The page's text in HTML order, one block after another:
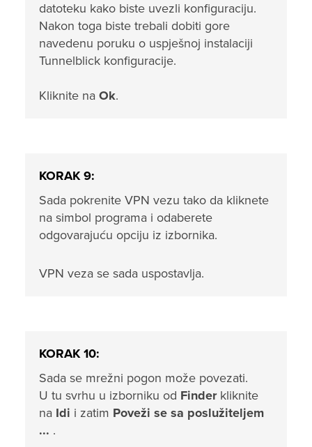
datoteku kako biste uvezli konfiguraciju.
Nakon toga biste trebali dobiti gore
navedenu poruku o uspješnoj instalaciji
Tunnelblick konfiguracije.
Kliknite na Ok.
KORAK 9:
Sada pokrenite VPN vezu tako da kliknete
na simbol programa i odaberete
odgovarajuću opciju iz izbornika.
VPN veza se sada uspostavlja.
KORAK 10:
Sada se mrežni pogon može povezati.
U tu svrhu u izborniku od Finderkliknite
na Idi i zatim Poveži se sa poslužiteljem
... .